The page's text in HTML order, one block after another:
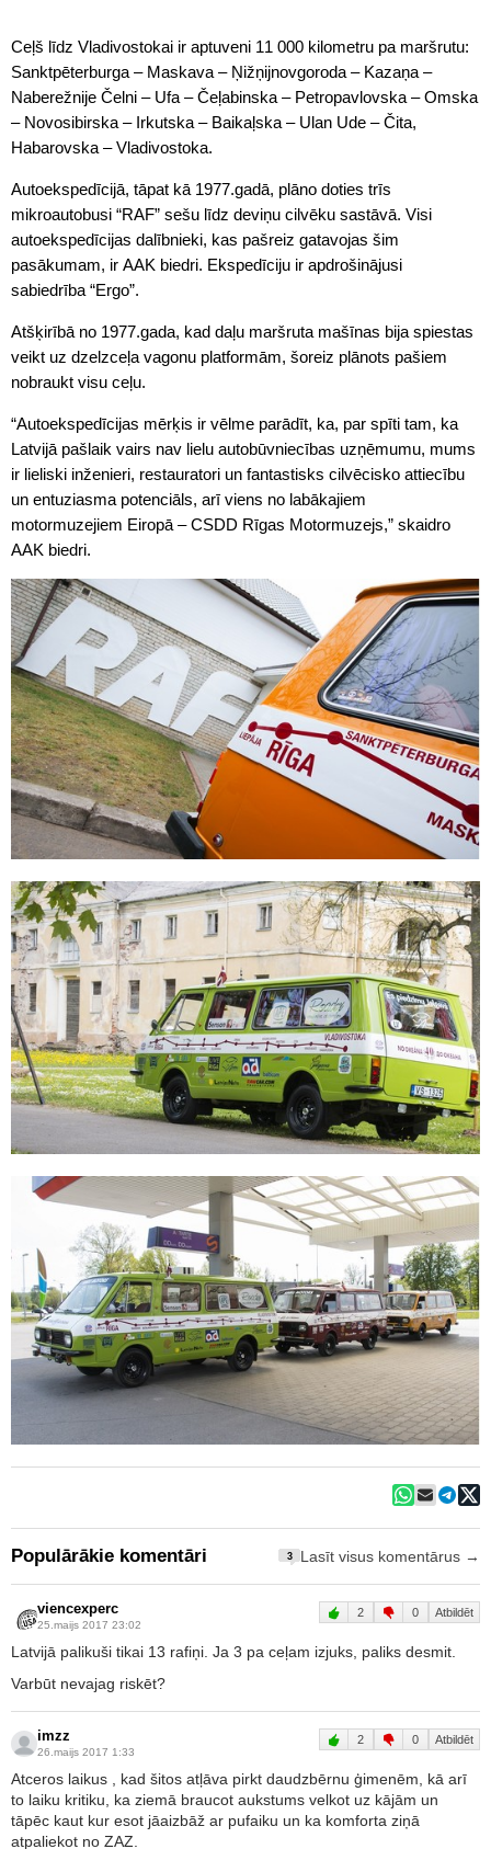
Ceļš līdz Vladivostokai ir aptuveni 11 000 kilometru pa maršrutu:
Sanktpēterburga – Maskava – Ņižņijnovgoroda – Kazaņa –
Naberežnije Čelni – Ufa – Čeļabinska – Petropavlovska – Omska
– Novosibirska – Irkutska – Baikaļska – Ulan Ude – Čita,
Habarovska – Vladivostoka.
Autoekspedīcijā, tāpat kā 1977.gadā, plāno doties trīs
mikroautobusi “RAF” sešu līdz deviņu cilvēku sastāvā. Visi
autoekspedīcijas dalībnieki, kas pašreiz gatavojas šim
pasākumam, ir AAK biedri. Ekspedīciju ir apdrošinājusi
sabiedrība “Ergo”.
Atšķirībā no 1977.gada, kad daļu maršruta mašīnas bija spiestas
veikt uz dzelzceļa vagonu platformām, šoreiz plānots pašiem
nobraukt visu ceļu.
“Autoekspedīcijas mērķis ir vēlme parādīt, ka, par spīti tam, ka
Latvijā pašlaik vairs nav lielu autobūvniecības uzņēmumu, mums
ir lieliski inženieri, restauratori un fantastisks cilvēcisko attiecību
un entuziasma potenciāls, arī viens no labākajiem
motormuzejiem Eiropā – CSDD Rīgas Motormuzejs,” skaidro
AAK biedri.
Populārākie komentāri 3 Lasīt visus komentārus →
viencexperc
25.maijs 2017 23:02
2 0 Atbildēt
Latvijā palikuši tikai 13 rafiņi. Ja 3 pa ceļam izjuks, paliks desmit.
Varbūt nevajag riskēt?
imzz
26.maijs 2017 1:33
2 0 Atbildēt
Atceros laikus , kad šitos atļāva pirkt daudzbērnu ģimenēm, kā arī
to laiku kritiku, ka ziemā braucot aukstums velkot uz kājām un
tāpēc kaut kur esot jāaizbāž ar pufaiku un ka komforta ziņā
atpaliekot no ZAZ.